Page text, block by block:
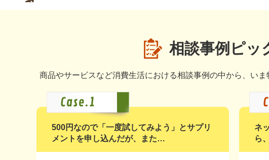
相談事例ピッ
商品やサービスなど消費生活における相談事例の中から、い
500円なので「一度試してみよう」とサプリ
メントを申し込んだが、また…
ネ
ら